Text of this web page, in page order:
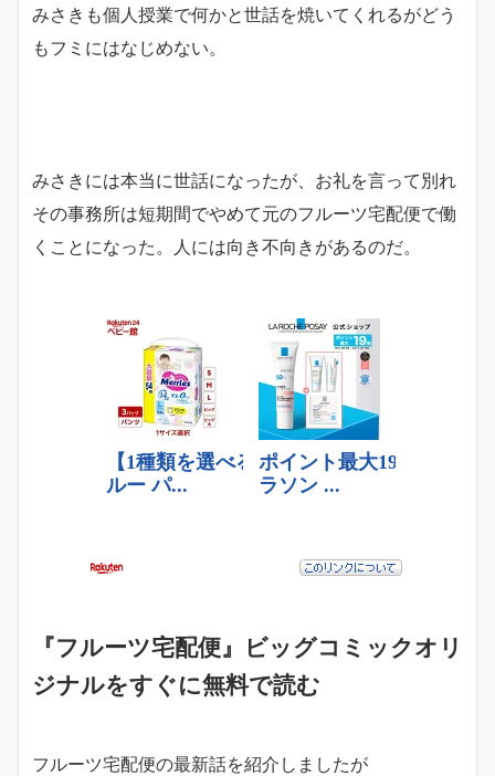
みさきも個人授業で何かと世話を焼いてくれるがどう
もフミにはなじめない。
みさきには本当に世話になったが、お礼を言って別れ
その事務所は短期間でやめて元のフルーツ宅配便で働
くことになった。人には向き不向きがあるのだ。
『フルーツ宅配便』ビッグコミックオリ
ジナルをすぐに無料で読む
フルーツ宅配便の最新話を紹介しましたが